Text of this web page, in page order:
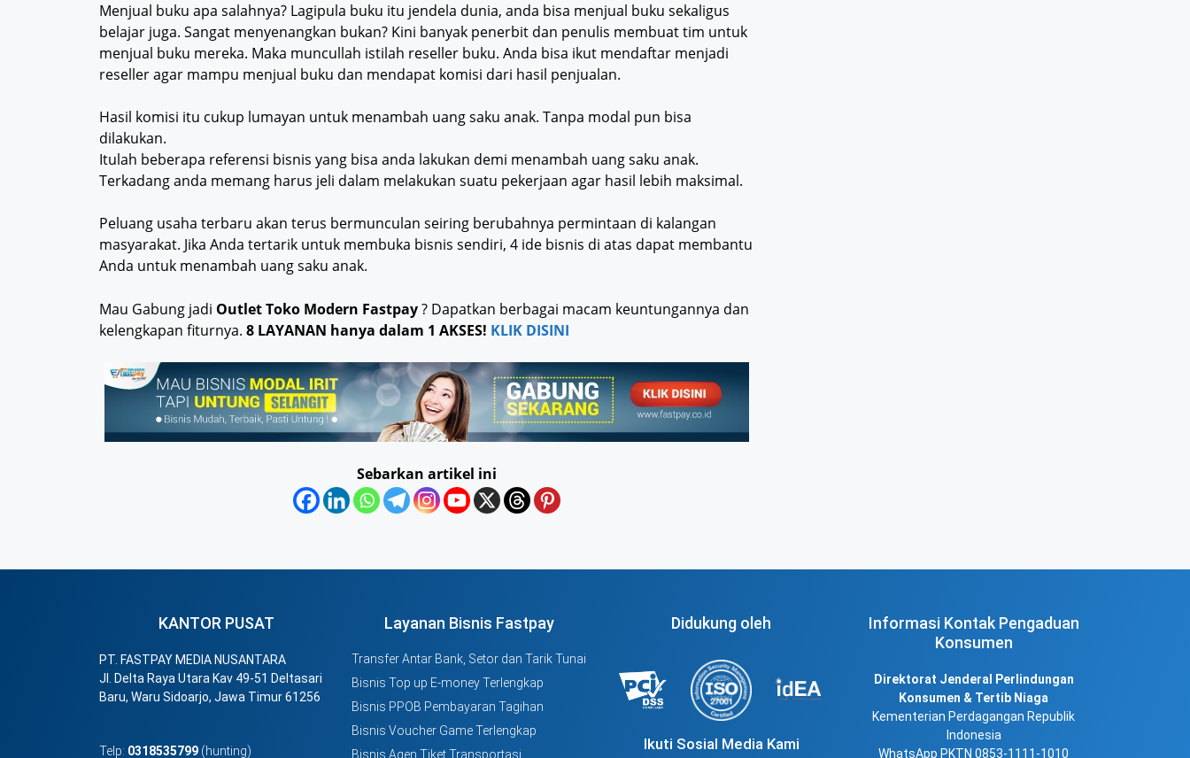
Menjual buku apa salahnya? Lagipula buku itu jendela dunia, anda bisa menjual buku sekaligus
belajar juga. Sangat menyenangkan bukan? Kini banyak penerbit dan penulis membuat tim untuk
menjual buku mereka. Maka muncullah istilah reseller buku. Anda bisa ikut mendaftar menjadi
reseller agar mampu menjual buku dan mendapat komisi dari hasil penjualan.
Hasil komisi itu cukup lumayan untuk menambah uang saku anak. Tanpa modal pun bisa
dilakukan.
Itulah beberapa referensi bisnis yang bisa anda lakukan demi menambah uang saku anak.
Terkadang anda memang harus jeli dalam melakukan suatu pekerjaan agar hasil lebih maksimal.
Peluang usaha terbaru akan terus bermunculan seiring berubahnya permintaan di kalangan
masyarakat. Jika Anda tertarik untuk membuka bisnis sendiri, 4 ide bisnis di atas dapat membantu
Anda untuk menambah uang saku anak.
Mau Gabung jadi Outlet Toko Modern Fastpay? Dapatkan berbagai macam keuntungannya dan
kelengkapan fiturnya. 8 LAYANAN hanya dalam 1 AKSES! KLIK DISINI
Sebarkan artikel ini
KANTOR PUSAT
PT. FASTPAY MEDIA NUSANTARA
Jl. Delta Raya Utara Kav 49-51 Deltasari
Baru, Waru Sidoarjo, Jawa Timur 61256
Telp: 0318535799 (hunting)
Layanan Bisnis Fastpay
Transfer Antar Bank, Setor dan Tarik Tunai
Bisnis Top up E-money Terlengkap
Bisnis PPOB Pembayaran Tagihan
Bisnis Voucher Game Terlengkap
Bisnis Agen Tiket Transportasi
Didukung oleh
Ikuti Sosial Media Kami
Informasi Kontak Pengaduan
Konsumen
Direktorat Jenderal Perlindungan
Konsumen & Tertib Niaga
Kementerian Perdagangan Republik
Indonesia
WhatsApp PKTN 0853-1111-1010